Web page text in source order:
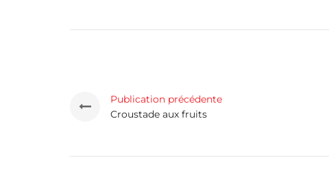
Publication précédente
Croustade aux fruits